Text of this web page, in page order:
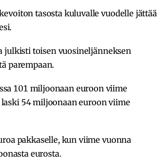
tasosta kuluvalle vuodelle jättää
julkisti toisen vuosineljänneksen
parempaan.
101 miljoonaan euroon viime
54 miljoonaan euroon viime
pakkaselle, kun viime vuonna
eurosta.